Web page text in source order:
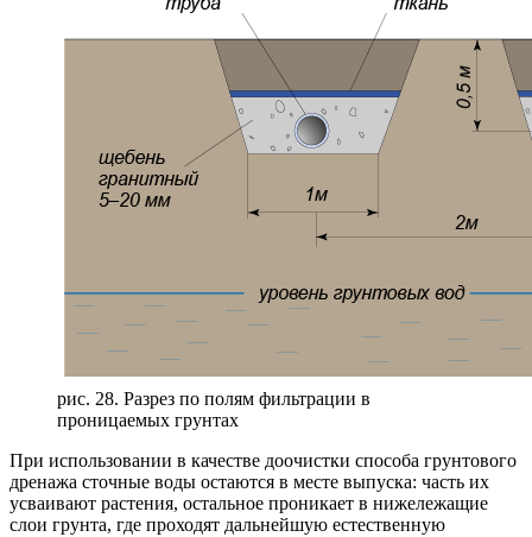
рис. 28. Разрез по полям фильтрации в
проницаемых грунтах
При использовании в качестве доочистки способа грунтового
дренажа сточные воды остаются в месте выпуска: часть их
усваивают растения, остальное проникает в нижележащие
слои грунта, где проходят дальнейшую естественную